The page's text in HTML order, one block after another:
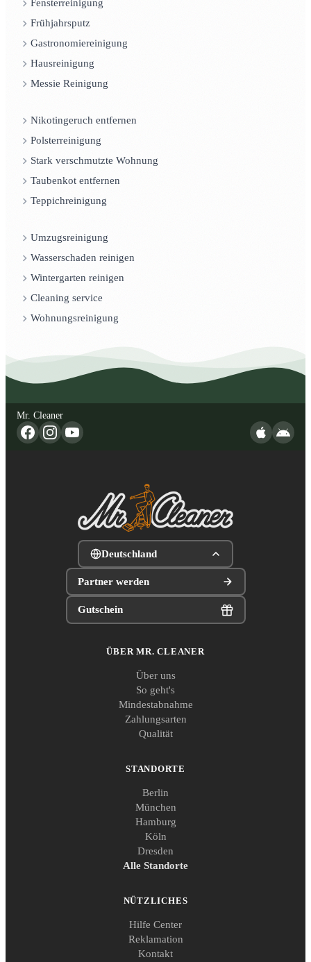
Fensterreinigung
Frühjahrsputz
Gastronomiereinigung
Hausreinigung
Messie Reinigung
Nikotingeruch entfernen
Polsterreinigung
Stark verschmutzte Wohnung
Taubenkot entfernen
Teppichreinigung
Umzugsreinigung
Wasserschaden reinigen
Wintergarten reinigen
Cleaning service
Wohnungsreinigung
Mr. Cleaner
Deutschland
Partner werden
Gutschein
ÜBER MR. CLEANER
Über uns
So geht's
Mindestabnahme
Zahlungsarten
Qualität
STANDORTE
Berlin
München
Hamburg
Köln
Dresden
Alle Standorte
NÜTZLICHES
Hilfe Center
Reklamation
Kontakt